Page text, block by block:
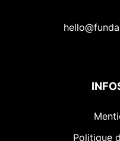
Politique